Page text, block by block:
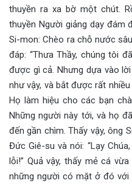
thuyền ra xa bờ một chút.
thuyền Người giảng dạy đám
Si-mon: Chèo ra chỗ nước
đáp: “Thưa Thầy, chúng tôi
được gì cả. Nhưng dựa vào
như vậy, và bắt được rất
Họ làm hiệu cho các bạn
Những người này tới, và họ
đến gần chìm. Thấy vậy, ông
Đức Giê-su và nói: “Lạy
lỗi!” Quả vậy, thấy mẻ cá
những người có mặt ở đó với